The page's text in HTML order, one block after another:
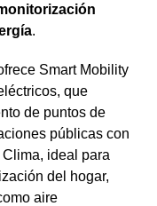
.
Smart Mobility
que
de puntos de
públicas con
ideal para
del hogar,
aire